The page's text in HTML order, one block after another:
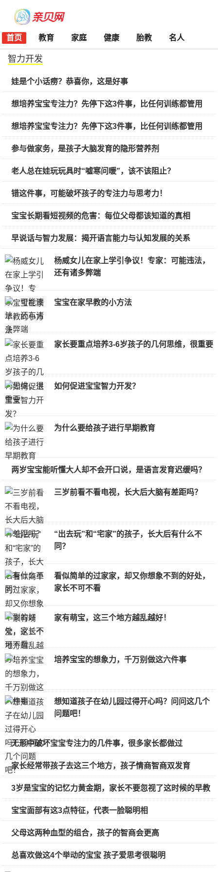
首页 教育 家庭 健康 胎教 名人
智力开发
娃是个小话痨？恭喜你，这是好事
想培养宝宝专注力？先停下这3件事，比任何训练都管用
想培养宝宝专注力？先停下这3件事，比任何训练都管用
参与做家务，是孩子大脑发育的隐形营养剂
老人总在娃玩玩具时“嘘寒问暖”，该不该阻止？
错这件事，可能破坏孩子的专注力与思考力​！
宝宝长期看短视频的危害：每位父母都该知道的真相
早说话与智力发展：揭开语言能力与认知发展的关系
杨威女儿在家上学引争议！专家：可能违法，
还有诸多弊端
宝宝在家早教的小方法
家长要重点培养3-6岁孩子的几何思维，很重要
如何促进宝宝智力开发？
为什么要给孩子进行早期教育
两岁宝宝能听懂大人却不会开口说，是语言发育迟缓吗？
三岁前看不看电视，长大后大脑有差距吗？
“出去玩”和“宅家”的孩子，长大后有什么不
同？
看似简单的过家家，却又你想象不到的好处，
家长不可不看
家有萌宝，这三个地方越乱越好！
培养宝宝的想象力，千万别做这六件事
想知道孩子在幼儿园过得开心吗？问问这几个
问题吧！
无形中破坏宝宝专注力的几件事，很多家长都做过
家长经常带孩子去这三个地方，孩子情商智商双发育
3岁是宝宝的记忆力黄金期，家长不要忽视了这时候的早教
宝宝面部有这3点特征，代表一脸聪明相
父母这两种血型的组合，孩子的智商会更高
总喜欢做这4个举动的宝宝 孩子爱思考很聪明